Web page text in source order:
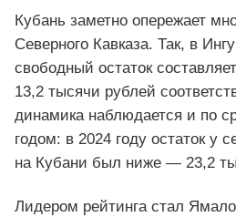
Кубань заметно опережает
Северного Кавказа. Так, в
свободный остаток
13,2 тысячи рублей
динамика наблюдается и по
годом: в 2024 году остаток у
на Кубани был ниже — 23,2
Лидером рейтинга стал